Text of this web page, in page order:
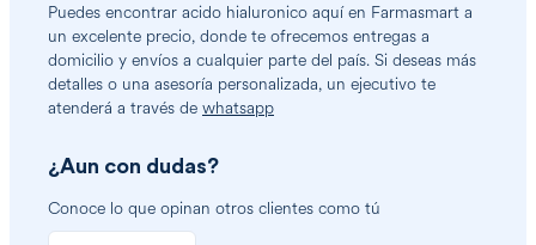
Puedes encontrar acido hialuronico aquí en Farmasmart a
un excelente precio, donde te ofrecemos entregas a
domicilio y envíos a cualquier parte del país. Si deseas más
detalles o una asesoría personalizada, un ejecutivo te
atenderá a través de whatsapp
¿Aun con dudas?
Conoce lo que opinan otros clientes como tú